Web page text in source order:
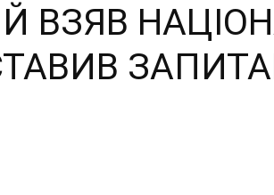
ВЗЯВ